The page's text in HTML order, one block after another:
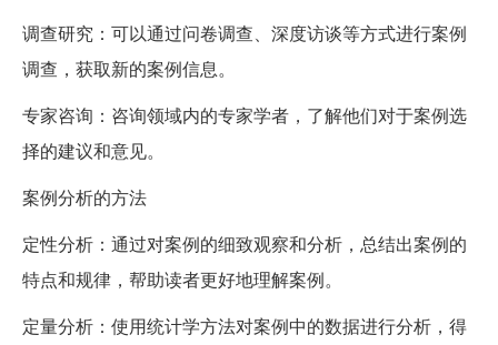
调查研究：可以通过问卷调查、深度访谈等方式进行案例
调查，获取新的案例信息。
专家咨询：咨询领域内的专家学者，了解他们对于案例选
择的建议和意见。
案例分析的方法
定性分析：通过对案例的细致观察和分析，总结出案例的
特点和规律，帮助读者更好地理解案例。
定量分析：使用统计学方法对案例中的数据进行分析，得